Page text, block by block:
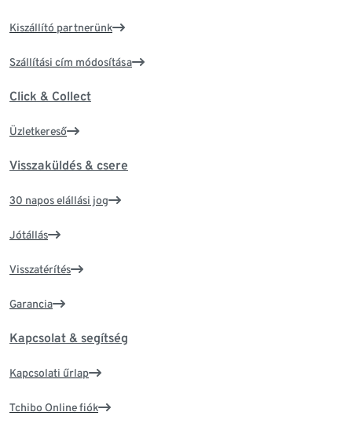
Kiszállító partnerünk
Szállítási cím módosítása
Click & Collect
Üzletkereső
Visszaküldés & csere
30 napos elállási jog
Jótállás
Visszatérítés
Garancia
Kapcsolat & segítség
Kapcsolati űrlap
Tchibo Online fiók